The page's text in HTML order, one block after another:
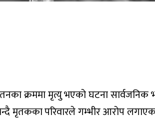
क्रममा मृत्यु भएको घटना सार्वजनिक
मृतकका परिवारले गम्भीर आरोप